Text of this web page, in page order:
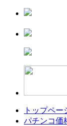
トップペー
パチンコ価